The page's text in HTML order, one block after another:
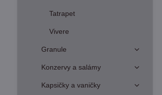
Tatrapet
Vivere
Granule
Konzervy a salámy
Kapsičky a vaničky